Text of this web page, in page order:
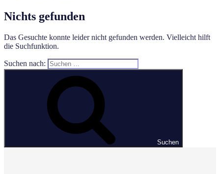
Nichts gefunden
Das Gesuchte konnte leider nicht gefunden werden. Vielleicht hilft
die Suchfunktion.
Suchen nach:
Suchen